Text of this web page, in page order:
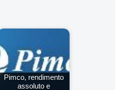
Pimco, rendimento
assoluto e